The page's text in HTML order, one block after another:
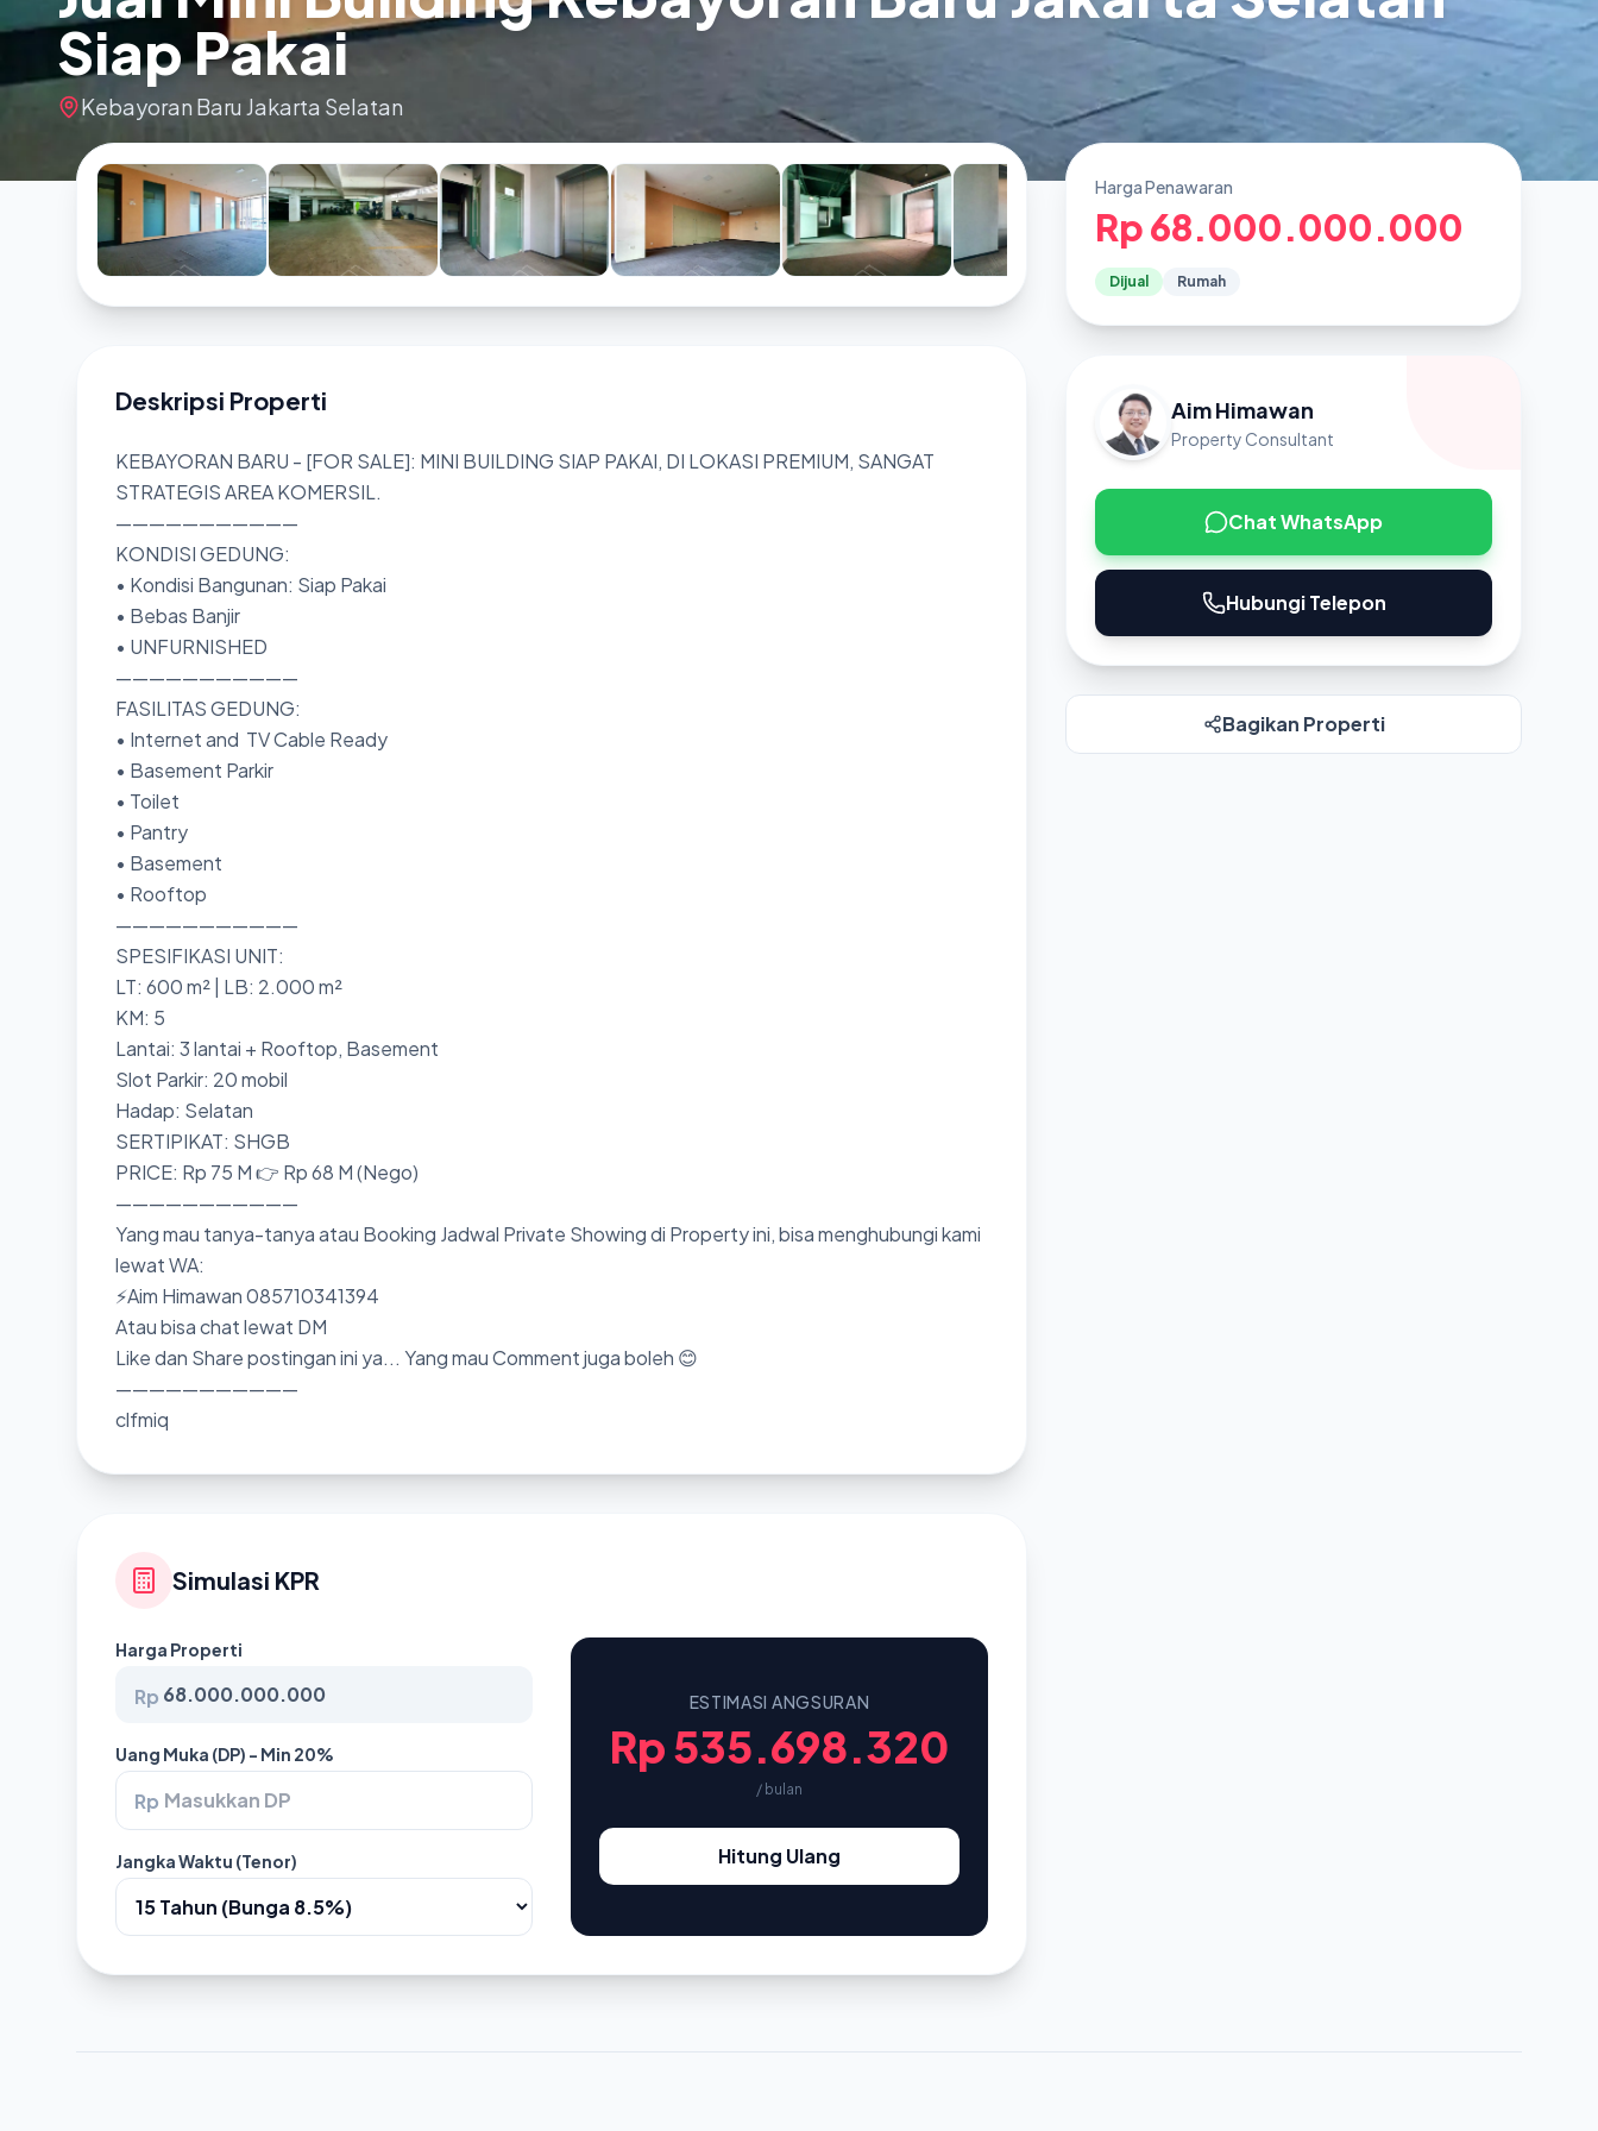
Siap Pakai
Kebayoran Baru Jakarta Selatan
Deskripsi Properti
KEBAYORAN BARU - [FOR SALE]: MINI BUILDING SIAP PAKAI, DI LOKASI PREMIUM, SANGAT
STRATEGIS AREA KOMERSIL.
———————————
KONDISI GEDUNG:
• Kondisi Bangunan: Siap Pakai
• Bebas Banjir
• UNFURNISHED
———————————
FASILITAS GEDUNG:
• Internet and TV Cable Ready
• Basement Parkir
• Toilet
• Pantry
• Basement
• Rooftop
———————————
SPESIFIKASI UNIT:
LT: 600 m² | LB: 2.000 m²
KM: 5
Lantai: 3 lantai + Rooftop, Basement
Slot Parkir: 20 mobil
Hadap: Selatan
SERTIPIKAT: SHGB
PRICE: Rp 75 M 👉 Rp 68 M (Nego)
———————————
Yang mau tanya-tanya atau Booking Jadwal Private Showing di Property ini, bisa menghubungi kami
lewat WA:
⚡Aim Himawan 085710341394
Atau bisa chat lewat DM
Like dan Share postingan ini ya... Yang mau Comment juga boleh 😊
———————————
clfmiq
Simulasi KPR
Harga Properti
Rp
Uang Muka (DP) - Min 20%
Rp
Jangka Waktu (Tenor)
ESTIMASI ANGSURAN
Rp 535.698.320
/ bulan
Hitung Ulang
Harga Penawaran
Rp 68.000.000.000
Dijual Rumah
Aim Himawan
Property Consultant
Chat WhatsApp
Hubungi Telepon
Bagikan Properti